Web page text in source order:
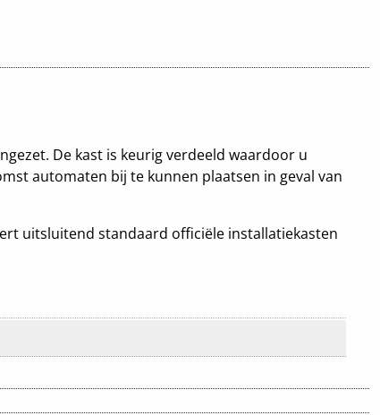
De kast is keurig verdeeld waardoor u
automaten bij te kunnen plaatsen in geval van
uitsluitend standaard officiële installatiekasten